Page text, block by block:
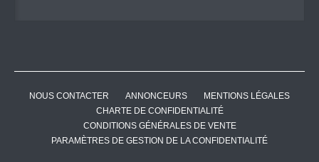
NOUS CONTACTER ANNONCEURS
MENTIONS LÉGALES
CHARTE DE CONFIDENTIALITÉ
CONDITIONS GÉNÉRALES DE VENTE
PARAMÈTRES DE GESTION DE LA CONFIDENTIALITÉ